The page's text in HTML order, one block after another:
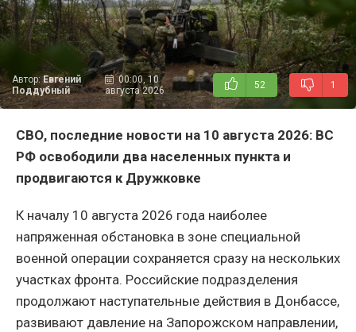
Автор:Евгений
Поддубный
00:00, 10
августа 2026
52 1
СВО, последние новости на 10 августа 2026: ВС
РФ освободили два населенных пункта и
продвигаются к Дружковке
К началу 10 августа 2026 года наиболее
напряженная обстановка в зоне специальной
военной операции сохраняется сразу на нескольких
участках фронта. Российские подразделения
продолжают наступательные действия в Донбассе,
развивают давление на Запорожском направлении,